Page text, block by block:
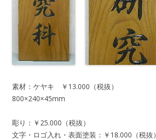
素材：ケヤキ ￥13.000（税抜）
800×240×45mm
彫り：￥25.000（税抜）
文字・ロゴ入れ・表面塗装：￥18.000（税抜）